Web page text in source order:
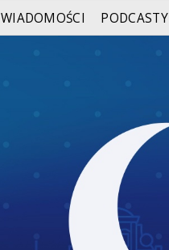
WIADOMOŚCI PODCASTY